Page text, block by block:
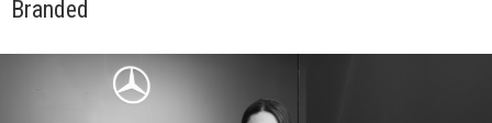
Branded